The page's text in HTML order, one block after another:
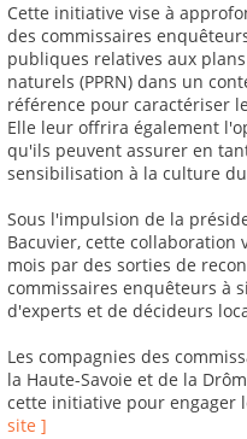
Cette initiative vise à
des commissaires
publiques relatives aux
naturels (PPRN) dans un
référence pour caractériser
Elle leur offrira également
qu'ils peuvent assurer en
sensibilisation à la culture
Sous l'impulsion de la
Bacuvier, cette collaboration
mois par des sorties de
commissaires enquêteurs à
d'experts et de décideurs
Les compagnies des
la Haute-Savoie et de la
cette initiative pour engager
site ]